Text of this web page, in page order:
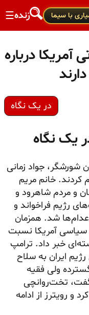
با سیما زنده☰
درباره
در یک نگاه
یک نگاه
شورشگر، جواد زمانی
کردند. خانم مریم
و مردم شاهرود و
رژیم فراخواند و
شد. همزمان
سیاسی آمریکا نسبت
خبر داد. ترامپ
ایران به سلاح
ولی فقیه
تخت‌روانچی
و رویترز از ادامه